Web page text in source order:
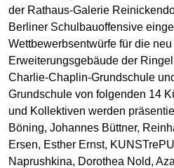
der Rathaus-Galerie
Berliner Schulbauoffensive
Wettbewerbsentwürfe für die
Erweiterungsgebäude der
Charlie-Chaplin-Grundschule
Grundschule von folgenden 14
und Kollektiven werden
Böning, Johannes Büttner,
Ersen, Esther Ernst,
Naprushkina, Dorothea Nold,